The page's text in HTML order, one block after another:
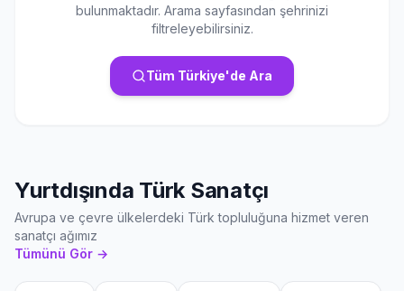
bulunmaktadır. Arama sayfasından şehrinizi
filtreleyebilirsiniz.
Tüm Türkiye'de Ara
Yurtdışında Türk Sanatçı
Avrupa ve çevre ülkelerdeki Türk topluluğuna hizmet veren
sanatçı ağımız
Tümünü Gör →